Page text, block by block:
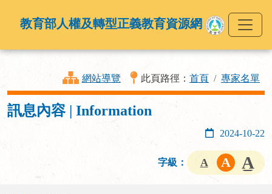
教育部人權及轉型正義教育資源網
網站導覽 此頁路徑： 首頁 專家名單
訊息內容 | Information
2024-10-22
字級：